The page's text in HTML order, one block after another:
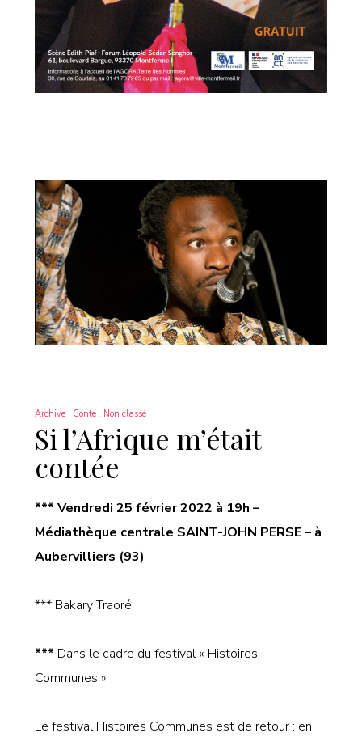
Archive Conte Non classé
Si l’Afrique m’était
contée
*** Vendredi 25 février2022 à 19h –
Médiathèque centrale SAINT-JOHN PERSE– à
Aubervilliers (93)
*** Bakary Traoré
*** Dans le cadre du festival « Histoires
Communes »
Le festival Histoires Communes est de retour : en